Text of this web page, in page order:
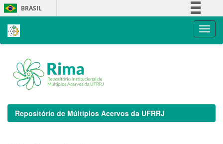
Skip
navigation
BRASIL
Repositório de Múltiplos Acervos da UFRRJ